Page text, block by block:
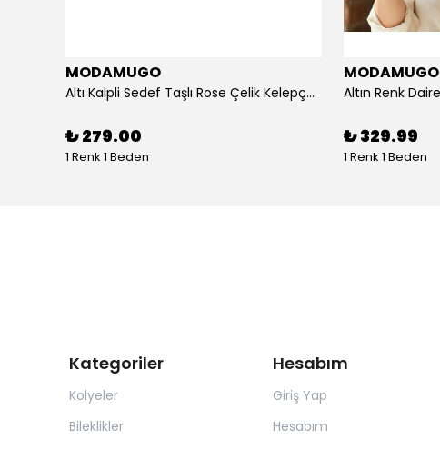
MODAMUGO
Altı Kalpli Sedef Taşlı Rose Çelik Kelepçe Bileklik
₺ 279.00
1 Renk 1 Beden
MODAMUGO
₺ 329.99
1 Renk 1 Beden
Kategoriler
Kolyeler
Bileklikler
Hesabım
Giriş Yap
Hesabım